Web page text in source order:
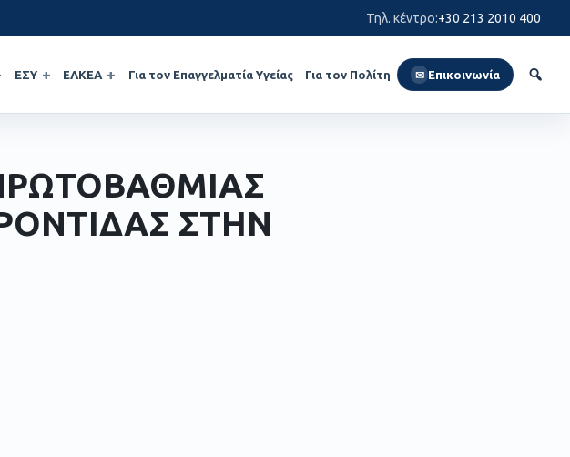
Τηλ. κέντρο:+30 213 2010 400
ΕΣΥ ΕΛΚΕΑ Για τον Επαγγελματία Υγείας Για τον Πολίτη ✉ Επικοινωνία
ΣΤΗΝ